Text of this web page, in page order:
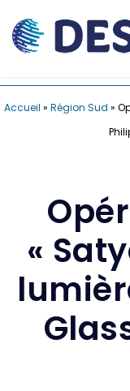
Accueil » Région Sud »
«